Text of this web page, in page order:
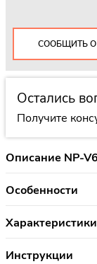
СООБЩИТЬ
Остались
Получите
Описание NP-
Особенности
Инструкции